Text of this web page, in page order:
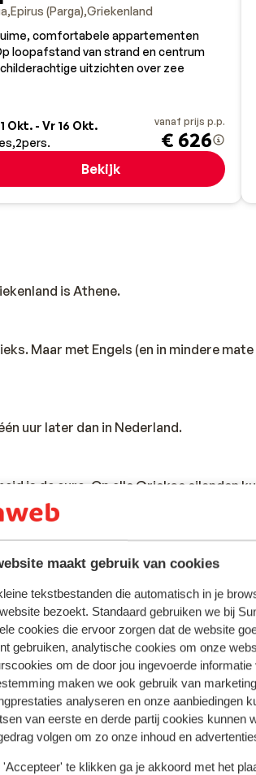
maakt gebruik van cookies
tekstbestanden die automatisch in je
bezoekt. Standaard gebruiken we bij
cookies die ervoor zorgen dat de website
gebruiken, analytische cookies om onze
om de door jou ingevoerde
maken we ook gebruik van
analyseren en onze aanbiedingen
van eerste en derde partij cookies kunnen
volgen om zo onze inhoud en
'Accepteer' te klikken ga je akkoord met het
de omgeving en geniet onderweg
typische Griekse sfeer uitademen.
tijdens je vakantie een dagje naar de
een heuvel gebouwd, 500 meter boven
aan musea. Verder is ook op
(ca. 30 km) van Parga kom je bij het
de moeder van Achilles hier met
Epirus (Parga) Griekenland
comfortabele appartementen
loopafstand van strand en centrum
uitzichten over zee
Okt. - Vr 16 Okt.
2pers.
vanaf prijs p.p.
€ 626
Bekijk
is Athene.
Maar met Engels (en in mindere
uur later dan in Nederland.
is de euro. Op alle Griekse eilanden
meerdere pinautomaten. Wil je
geaccepteerd.
Nederland 220 volt. Je hebt geen
zijn van een geldig paspoort of een
nationaliteit, dan is het belangrijk
Dit vraag je na bij de ambassade
reist.
documenten is jouw eigen
gesteld.